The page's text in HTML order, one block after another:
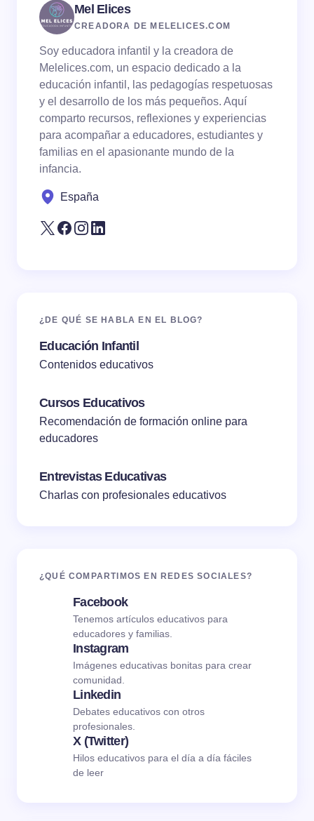
Your Comment *
Email *
Save my name and email in this browser for the
Mel Elices
CREADORA DE MELELICES.COM
Soy educadora infantil y la creadora de
Melelices.com, un espacio dedicado a la
educación infantil, las pedagogías respetuosas
y el desarrollo de los más pequeños. Aquí
comparto recursos, reflexiones y experiencias
para acompañar a educadores, estudiantes y
familias en el apasionante mundo de la
infancia.
España
¿DE QUÉ SE HABLA EN EL BLOG?
Educación Infantil
Contenidos educativos
Cursos Educativos
Recomendación de formación online para
educadores
Entrevistas Educativas
Charlas con profesionales educativos
¿QUÉ COMPARTIMOS EN REDES SOCIALES?
Facebook
Tenemos artículos educativos para
educadores y familias.
Instagram
Imágenes educativas bonitas para crear
comunidad.
Linkedin
Debates educativos con otros
profesionales.
X (Twitter)
Hilos educativos para el día a día fáciles
de leer